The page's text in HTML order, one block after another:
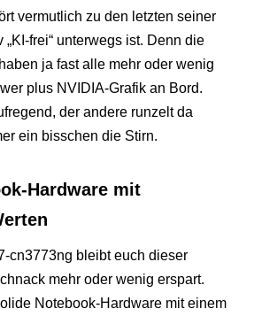
vermutlich zu den letzten seiner
„KI-frei“ unterwegs ist. Denn die
ja fast alle mehr oder wenig
plus NVIDIA-Grafik an Bord.
der andere runzelt da
ein bisschen die Stirn.
Hardware mit
cn3773ng bleibt euch dieser
mehr oder wenig erspart.
Notebook-Hardware mit einem